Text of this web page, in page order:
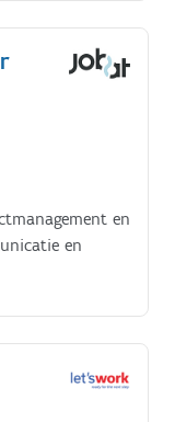
date zijn.
en
en
projecten op en